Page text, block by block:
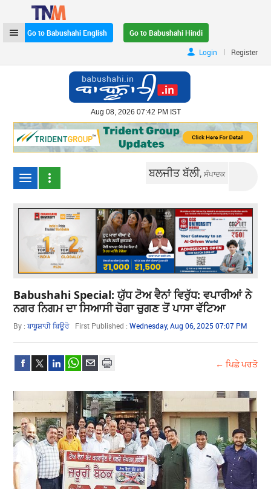
Go to Babushahi English
Go to Babushahi Hindi
Login
| Register
Aug 08, 2026 07:42 PM IST
ਬਲਜੀਤ ਬੱਲੀ,ਸੰਪਾਦਕ
Babushahi Special: ਯੁੱਧ ਟੋਅ ਵੈਨਾਂ ਵਿਰੁੱਧ: ਵਪਾਰੀਆਂ ਨੇ
ਨਗਰ ਨਿਗਮ ਦਾ ਸਿਆਸੀ ਚੋਗਾ ਚੁਗਣ ਤੋਂ ਪਾਸਾ ਵੱਟਿਆ
By :ਬਾਬੂਸ਼ਾਹੀ ਬਿਊਰੋ First Published :Wednesday, Aug 06, 2025 07:07 PM
← ਪਿਛੇ ਪਰਤੋ